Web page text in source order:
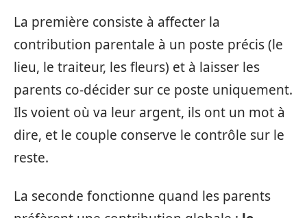
La première consiste à affecter la
contribution parentale à un poste précis (le
lieu, le traiteur, les fleurs) et à laisser les
parents co-décider sur ce poste uniquement.
Ils voient où va leur argent, ils ont un mot à
dire, et le couple conserve le contrôle sur le
reste.
La seconde fonctionne quand les parents